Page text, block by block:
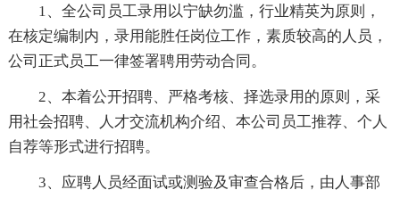
1、全公司员工录用以宁缺勿滥，行业精英为原则，
在核定编制内，录用能胜任岗位工作，素质较高的人员，
公司正式员工一律签署聘用劳动合同。
2、本着公开招聘、严格考核、择选录用的原则，采
用社会招聘、人才交流机构介绍、本公司员工推荐、个人
自荐等形式进行招聘。
3、应聘人员经面试或测验及审查合格后，由人事部